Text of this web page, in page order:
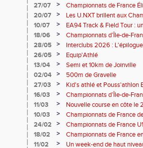
27/07 >
Championnats de France
rendez-vous de l'élite
20/07 >
Les U.NXT brillent aux
une pluie de performances
10/07 >
EA94 Track & Field Tour :
18/06
>
Championnats d’Île-de-
28/05
>
Interclubs 2026 : L'épilogue
26/05
>
Equip'Athlé
13/04
>
Semi et 10km de Joinville
02/04
>
500m de Gravelle
27/03
>
Kid's athlé et Pouss'athlon
championnat LIFA épreuves
16/03 >
Championnats d’Île-de-
11/03
>
Nouvelle course en côte le
10/03
>
Championnats de France
24/02
>
Championnats de France
Lancers Long
18/02 >
Championnats de France
de cross-country
11/02 > Un week-end de haut